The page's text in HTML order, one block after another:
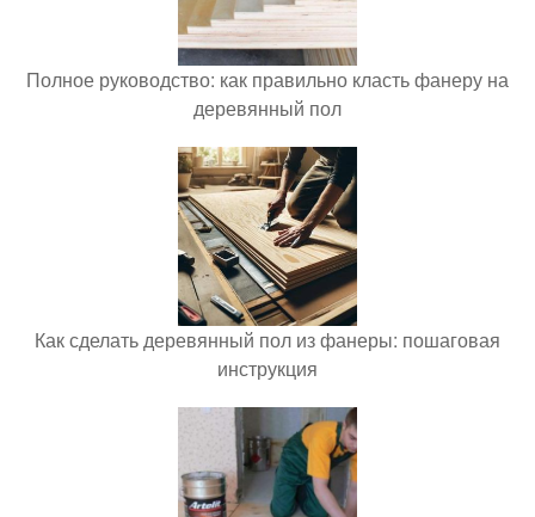
Полное руководство: как правильно класть фанеру на
деревянный пол
Как сделать деревянный пол из фанеры: пошаговая
инструкция